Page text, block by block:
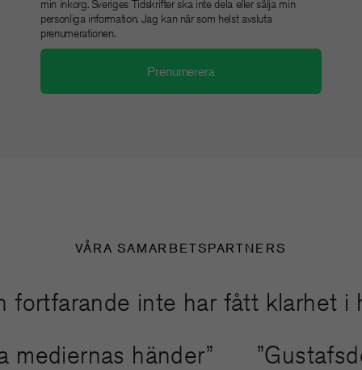
min inkorg. Sveriges Tidskrifter ska inte dela eller sälja min
personliga information. Jag kan när som helst avsluta
prenumerationen.
VÅRA SAMARBETSPARTNERS
inte har fått klarhet i
mediernas händer”